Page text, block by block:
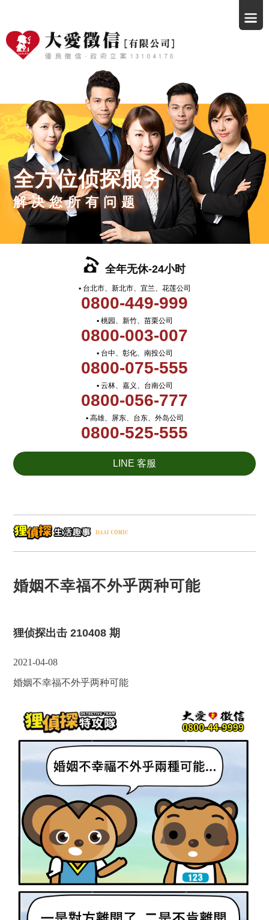
全方位侦探服务
解决您所有问题
全年无休-24小时
▪ 台北市、新北市、宜兰、花莲公司
0800-449-999
▪ 桃园、新竹、苗栗公司
0800-003-007
▪ 台中、彰化、南投公司
0800-075-555
▪ 云林、嘉义、台南公司
0800-056-777
▪ 高雄、屏东、台东、外岛公司
0800-525-555
LINE 客服
婚姻不幸福不外乎两种可能
狸侦探出击 210408 期
2021-04-08
婚姻不幸福不外乎两种可能